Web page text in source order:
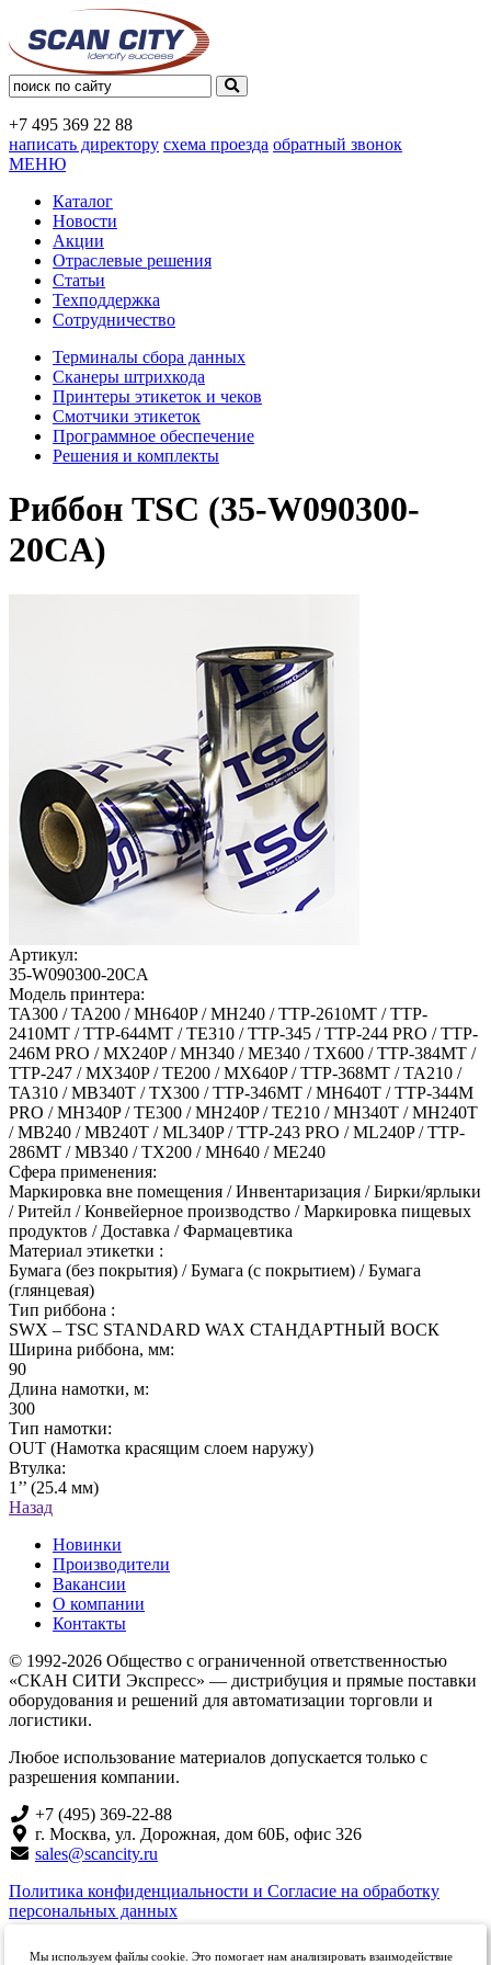
+7 495 369 22 88
написать директору схема проезда обратный звонок
МЕНЮ
Каталог
Новости
Акции
Отраслевые решения
Статьи
Техподдержка
Сотрудничество
Терминалы сбора данных
Сканеры штрихкода
Принтеры этикеток и чеков
Смотчики этикеток
Программное обеспечение
Решения и комплекты
Риббон TSC (35-W090300-
20CA)
Артикул:
35-W090300-20CA
Модель принтера:
TA300 / TA200 / MH640P / MH240 / TTP-2610MT / TTP-
2410MT / TTP-644MT / TE310 / TTP-345 / TTP-244 PRO / TTP-
246M PRO / MX240P / MH340 / ME340 / TX600 / TTP-384MT /
TTP-247 / MX340P / TE200 / MX640P / TTP-368MT / TA210 /
TA310 / MB340T / TX300 / TTP-346MT / MH640T / TTP-344M
PRO / MH340P / TE300 / MH240P / TE210 / MH340T / MH240T
/ MB240 / MB240T / ML340P / TTP-243 PRO / ML240P / TTP-
286MT / MB340 / TX200 / MH640 / ME240
Сфера применения:
Маркировка вне помещения / Инвентаризация / Бирки/ярлыки
/ Ритейл / Конвейерное производство / Маркировка пищевых
продуктов / Доставка / Фармацевтика
Материал этикетки :
Бумага (без покрытия) / Бумага (с покрытием) / Бумага
(глянцевая)
Тип риббона :
SWX – TSC STANDARD WAX СТАНДАРТНЫЙ ВОСК
Ширина риббона, мм:
90
Длина намотки, м:
300
Тип намотки:
OUT (Намотка красящим слоем наружу)
Втулка:
1’’ (25.4 мм)
Назад
Новинки
Производители
Вакансии
О компании
Контакты
© 1992-2026 Общество с ограниченной ответственностью
«СКАН СИТИ Экспресс» — дистрибуция и прямые поставки
оборудования и решений для автоматизации торговли и
логистики.
Любое использование материалов допускается только с
разрешения компании.
+7 (495) 369-22-88
г. Москва, ул. Дорожная, дом 60Б, офис 326
sales@scancity.ru
Политика конфиденциальности и Согласие на обработку
персональных данных
Мы используем файлы cookie. Это помогает нам анализировать взаимодействие